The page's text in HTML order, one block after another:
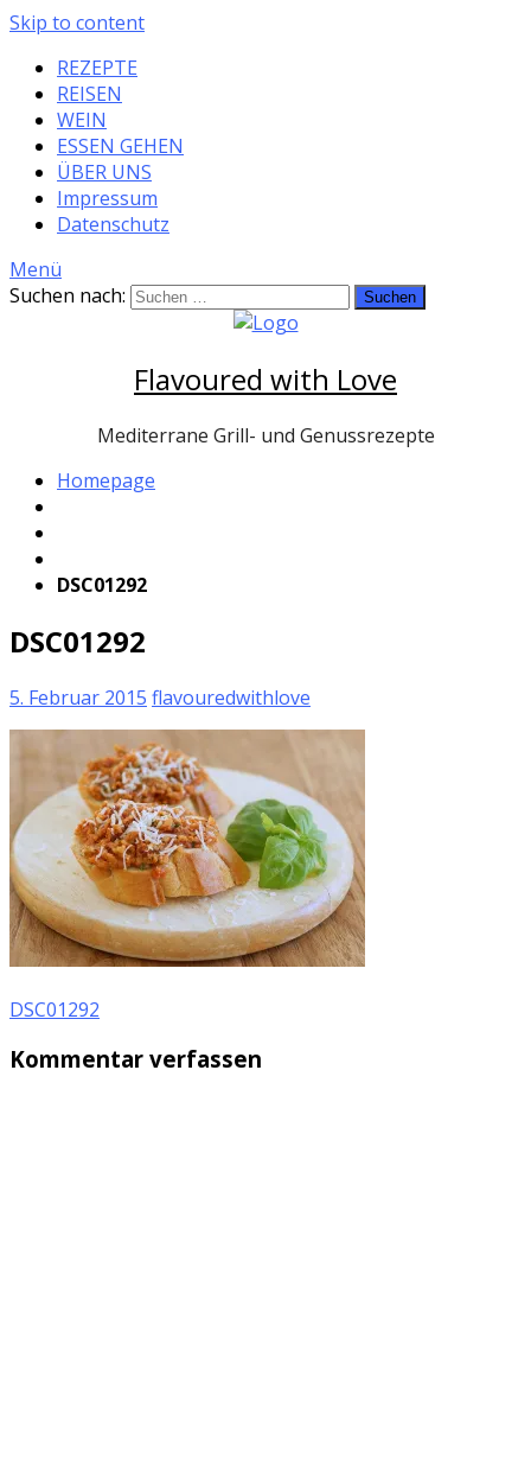
Skip to content
REZEPTE
REISEN
WEIN
ESSEN GEHEN
ÜBER UNS
Impressum
Datenschutz
Menü
Suchen nach:
Flavoured with Love
Mediterrane Grill- und Genussrezepte
Homepage
DSC01292
DSC01292
5. Februar 2015 flavouredwithlove
DSC01292
Kommentar verfassen